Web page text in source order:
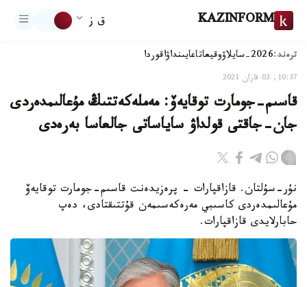
KAZINFORM ق ز
ترەند:2026-سايلاۋ وقيعاتاعايىنداۋاقوردا
10:37, 03 قازان 2021
قاسىم-جومارت توقايەۆ: مەملەكەتتىڭ مۇعالىمدەردى
جان-جاقتى قولداۋ ساياساتى جالعاسا بەرەدى
نۇر-سۇلتان. قازاقپارات - پرەزيدەنت قاسىم-جومارت توقايەۆ
مۇعالىمدەردى كاسىبي مەرەكەسىمەن قۇتتىقتادى، دەپ
حابارلايدى قازاقپارات.